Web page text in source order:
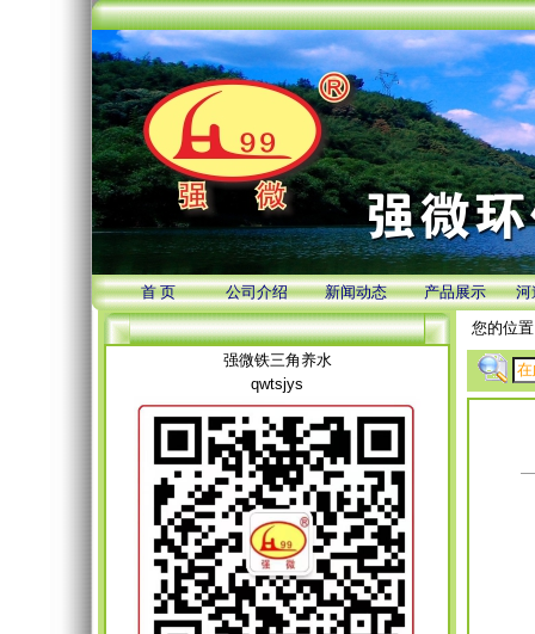
首 页 公司介绍 新闻动态 产品展示 河
强微铁三角养水
qwtsjys
您的位